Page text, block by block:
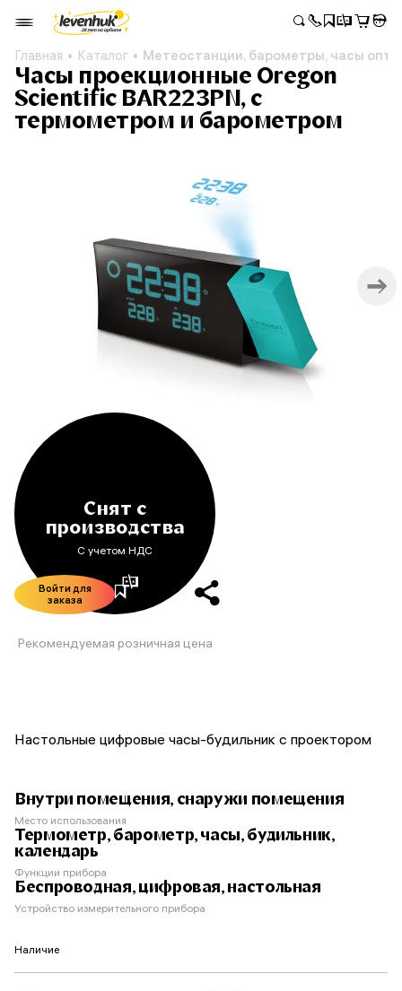
Главная Каталог Метеостанции, барометры, часы
Часы проекционные Oregon
Scientific BAR223PN, с
термометром и барометром
Снят с
производства
С учетом НДС
Войти для
заказа
Рекомендуемая розничная цена
Настольные цифровые часы-будильник с проектором
Внутри помещения, снаружи помещения
Место использования
Термометр, барометр, часы, будильник,
календарь
Функции прибора
Беспроводная, цифровая, настольная
Устройство измерительного прибора
Наличие